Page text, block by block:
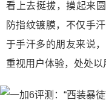
看上去挺拔，摸起来
防指纹镀膜，不仅手
于手汗多的朋友来说
重视用户体验，处处以